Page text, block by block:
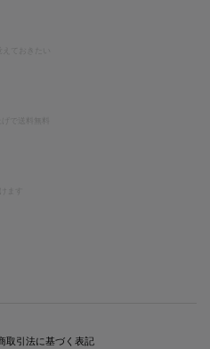
で送料無料
ます
取引法に基づく表記